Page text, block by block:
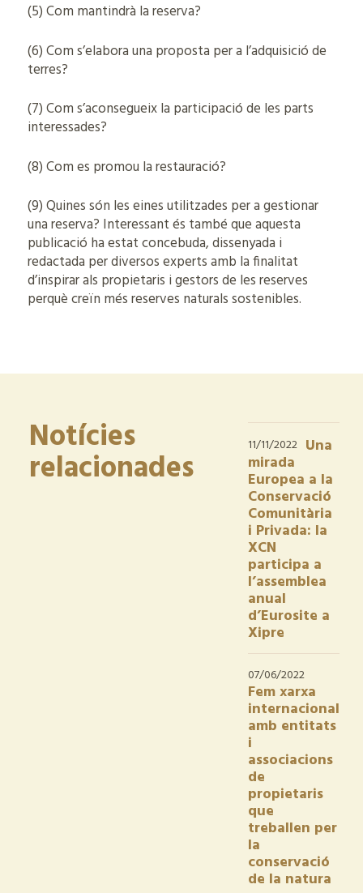
(5) Com mantindrà la reserva?
(6) Com s’elabora una proposta per a l’adquisició de
terres?
(7) Com s’aconsegueix la participació de les parts
interessades?
(8) Com es promou la restauració?
(9) Quines són les eines utilitzades per a gestionar
una reserva? Interessant és també que aquesta
publicació ha estat concebuda, dissenyada i
redactada per diversos experts amb la finalitat
d’inspirar als propietaris i gestors de les reserves
perquè creïn més reserves naturals sostenibles.
Notícies
relacionades
11/11/2022 Una
mirada
Europea a la
Conservació
Comunitària
i Privada: la
XCN
participa a
l’assemblea
anual
d’Eurosite a
Xipre
07/06/2022
Fem xarxa
internacional
amb entitats
i
associacions
de
propietaris
que
treballen per
la
conservació
de la natura